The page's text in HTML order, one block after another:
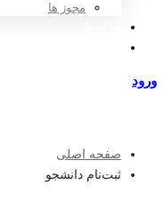
مجوز ها
ورود
صفحه اصلی
ثبت‌نام دانشجو